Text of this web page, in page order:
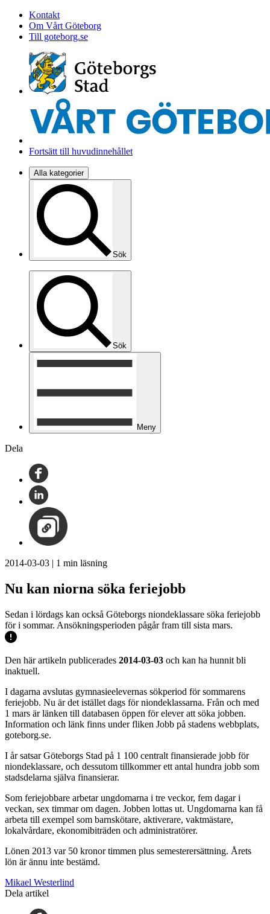
Kontakt
Om Vårt Göteborg
Till goteborg.se
Fortsätt till huvudinnehållet
Alla kategorier
Sök
Sök
Meny
Dela
2014-03-03 | 1 min läsning
Nu kan niorna söka feriejobb
Sedan i lördags kan också Göteborgs niondeklassare söka feriejobb
för i sommar. Ansökningsperioden pågår fram till sista mars.
Den här artikeln publicerades 2014-03-03 och kan ha hunnit bli
inaktuell.
I dagarna avslutas gymnasieelevernas sökperiod för sommarens
feriejobb. Nu är det istället dags för niondeklassarna. Från och med
1 mars är länken till databasen öppen för elever att söka jobben.
Information och länk finns under fliken Jobb på stadens webbplats,
goteborg.se.
I år satsar Göteborgs Stad på 1 100 centralt finansierade jobb för
niondeklassare, och dessutom tillkommer ett antal hundra jobb som
stadsdelarna själva finansierar.
Som feriejobbare arbetar ungdomarna i tre veckor, fem dagar i
veckan, sex timmar om dagen. Jobben lottas ut. Ungdomarna kan få
arbeta till exempel som barnskötare, aktiverare, vaktmästare,
lokalvårdare, ekonomibiträden och administratörer.
Lönen 2013 var 50 kronor timmen plus semesterersättning. Årets
lön är ännu inte bestämd.
Mikael Westerlind
Dela artikel